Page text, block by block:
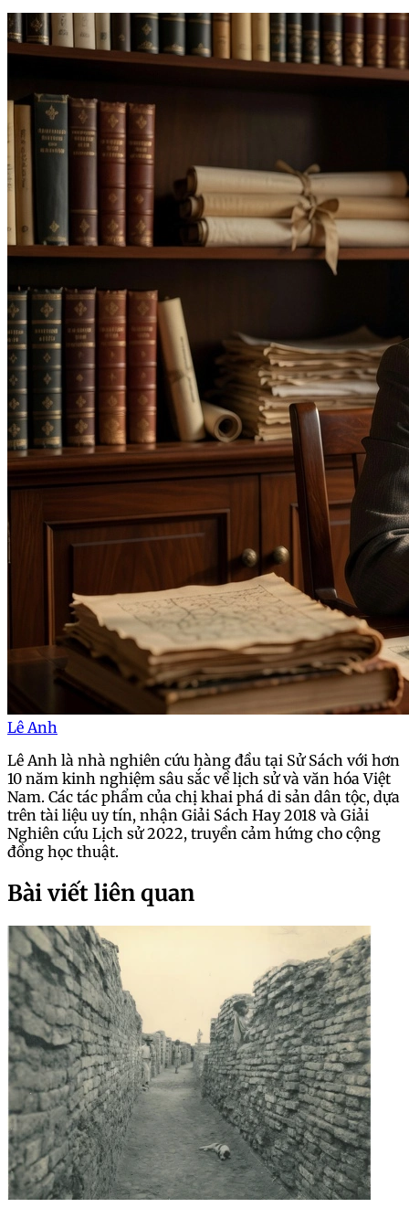
Lê Anh
Lê Anh là nhà nghiên cứu hàng đầu tại Sử Sách với hơn
10 năm kinh nghiệm sâu sắc về lịch sử và văn hóa Việt
Nam. Các tác phẩm của chị khai phá di sản dân tộc, dựa
trên tài liệu uy tín, nhận Giải Sách Hay 2018 và Giải
Nghiên cứu Lịch sử 2022, truyền cảm hứng cho cộng
đồng học thuật.
Bài viết liên quan